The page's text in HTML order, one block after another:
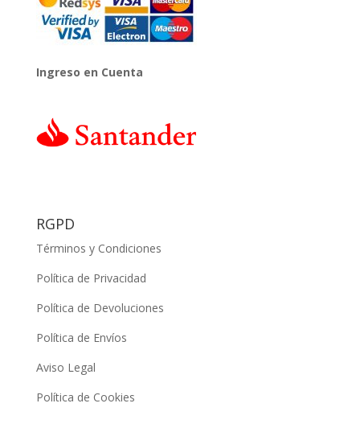
Ingreso en Cuenta
RGPD
Términos y Condiciones
Política de Privacidad
Política de Devoluciones
Política de Envíos
Aviso Legal
Política de Cookies